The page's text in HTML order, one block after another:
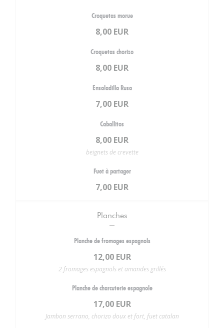
Croquetas morue
8,00 EUR
Croquetas chorizo
8,00 EUR
Ensaladilla Rusa
7,00 EUR
Caballitos
8,00 EUR
beignets de crevette
Fuet à partager
7,00 EUR
Planches
Planche de fromages espagnols
12,00 EUR
2 fromages espagnols et amandes grillés
Planche de charcuterie espagnole
17,00 EUR
Jambon serrano, chorizo doux et fort, fuet catalan